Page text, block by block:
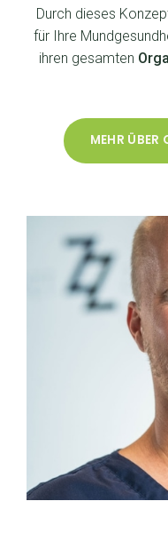
Durch dieses
für Ihre
ihren gesamten
MEHR